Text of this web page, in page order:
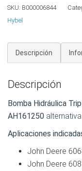
John
Deere
AH161250
cantidad
SKU: B000006844
Hybel
Descripción
Descripción
Bomba Hidráulica
AH161250 alternativa
Aplicaciones
John Deere
John Deere